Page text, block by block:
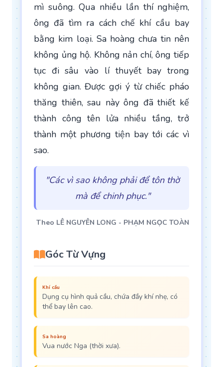
mì suông. Qua nhiều lần thí nghiệm,
ông đã tìm ra cách chế khí cầu bay
bằng kim loại. Sa hoàng chưa tin nên
không ủng hộ. Không nản chí, ông tiếp
tục đi sâu vào lí thuyết bay trong
không gian. Được gợi ý từ chiếc pháo
thăng thiên, sau này ông đã thiết kế
thành công tên lửa nhiều tầng, trở
thành một phương tiện bay tới các vì
sao.
"Các vì sao không phải để tôn thờ
mà để chinh phục."
Theo LÊ NGUYÊN LONG - PHẠM NGỌC TOÀN
Góc Từ Vựng
Khí cầu
Dụng cụ hình quả cầu, chứa đầy khí nhẹ, có
thể bay lên cao.
Sa hoàng
Vua nước Nga (thời xưa).